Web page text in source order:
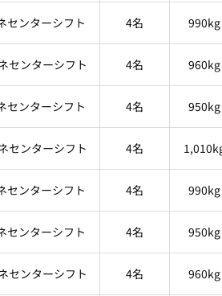
センターシフト 4名 990kg
センターシフト 4名 960kg
センターシフト 4名 950kg
センターシフト 4名
センターシフト 4名 990kg
センターシフト 4名 950kg
センターシフト 4名 960kg